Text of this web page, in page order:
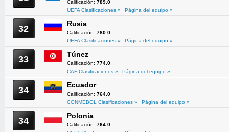
Calificación: 789.0
UEFA Clasificaciones »
Página del equipo »
32 Rusia
Calificación: 780.0
UEFA Clasificaciones »
Página del equipo »
33 Túnez
Calificación: 774.0
CAF Clasificaciones »
Página del equipo »
34 Ecuador
Calificación: 764.0
CONMEBOL Clasificaciones »
Página del equipo »
34 Polonia
Calificación: 764.0